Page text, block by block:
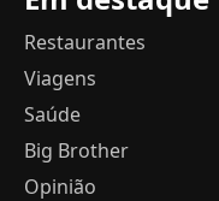
Restaurantes
Viagens
Saúde
Big Brother
Opinião